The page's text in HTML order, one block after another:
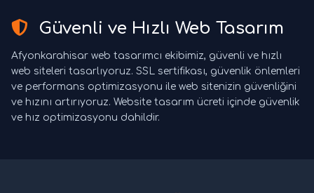
Güvenli ve Hızlı Web Tasarım
Afyonkarahisar web tasarımcı ekibimiz, güvenli ve hızlı
web siteleri tasarlıyoruz. SSL sertifikası, güvenlik önlemleri
ve performans optimizasyonu ile web sitenizin güvenliğini
ve hızını artırıyoruz. Website tasarım ücreti içinde güvenlik
ve hız optimizasyonu dahildir.